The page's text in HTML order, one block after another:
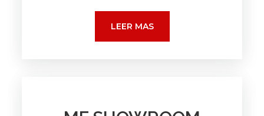
LEER MAS